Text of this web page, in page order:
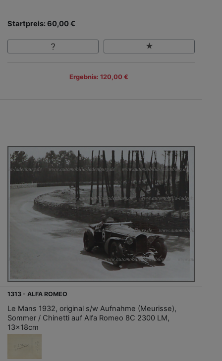
Startpreis: 60,00 €
Ergebnis: 120,00 €
1313 - ALFA ROMEO
Le Mans 1932, original s/w Aufnahme (Meurisse),
Sommer / Chinetti auf Alfa Romeo 8C 2300 LM,
13x18cm